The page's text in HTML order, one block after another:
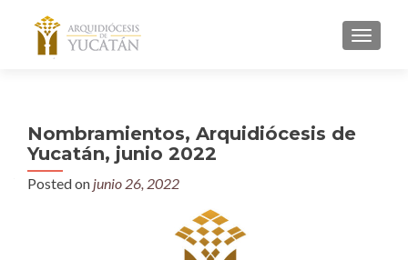
MENU
Nombramientos, Arquidiócesis de
Yucatán, junio 2022
Posted on junio 26, 2022